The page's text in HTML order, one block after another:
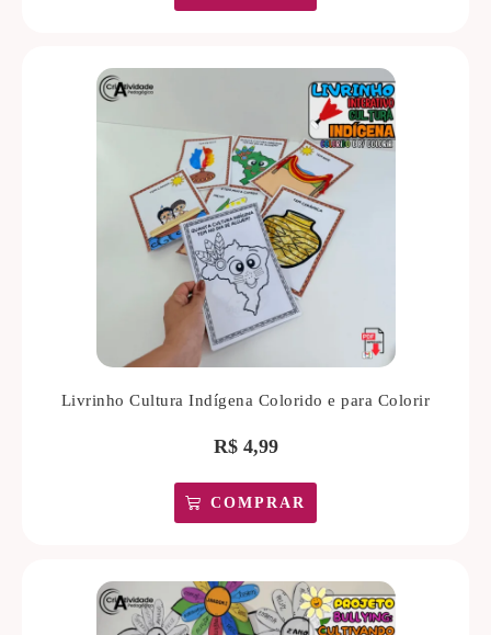
Livrinho Cultura Indígena Colorido e para Colorir
R$4,99
COMPRAR